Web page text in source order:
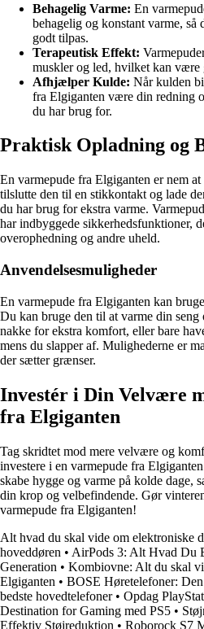
Behagelig Varme: En
behagelig og konstant varme,
godt tilpas.
Terapeutisk Effekt:
muskler og led, hvilket kan
Afhjælper Kulde: Når kulden
fra Elgiganten være din redning
du har brug for.
Praktisk Opladning og
En varmepude fra Elgiganten er nem
tilslutte den til en stikkontakt og lade
du har brug for ekstra varme.
har indbyggede sikkerhedsfunktioner,
overophedning og andre uheld.
Anvendelsesmuligheder
En varmepude fra Elgiganten kan
Du kan bruge den til at varme din
nakke for ekstra komfort, eller bare
mens du slapper af. Mulighederne er
der sætter grænser.
Investér i Din Velvære
fra Elgiganten
Tag skridtet mod mere velvære og
investere i en varmepude fra
skabe hygge og varme på kolde dage,
din krop og velbefindende. Gør
varmepude fra Elgiganten!
Alt hvad du skal vide om elektroniske
hoveddøren • AirPods 3: Alt Hvad Du
Generation • Kombiovne: Alt du skal
Elgiganten • BOSE Høretelefoner:
bedste hovedtelefoner• Opdag
Destination for Gaming med PS5 •
Effektiv Støjreduktion • Roborock S7